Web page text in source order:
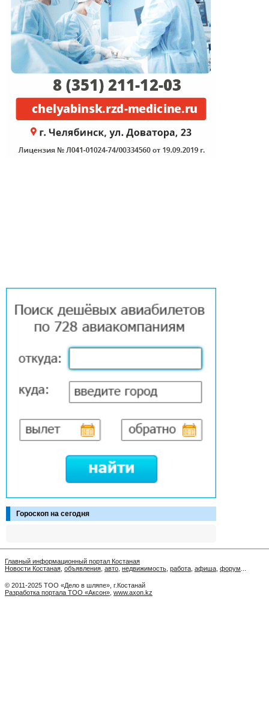
Гороскоп на сегодня
Главный информационный портал Костаная
Новости Костаная объявления авто недвижимость работа афиша форум
© 2011-2025 ТОО «Дело в шляпе», г.Костанай
Разработка портала ТОО «Аксон» www.axon.kz